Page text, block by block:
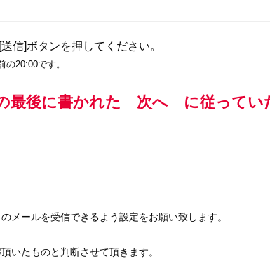
信]ボタンを押してください。
20:00です。
最後に書かれた 次へ に従ってい
メールを受信できるよう設定をお願い致します。
いたものと判断させて頂きます。